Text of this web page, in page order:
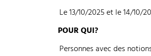
Le 13/10/2025 et le 14/10/
POUR QUI?
Personnes avec des